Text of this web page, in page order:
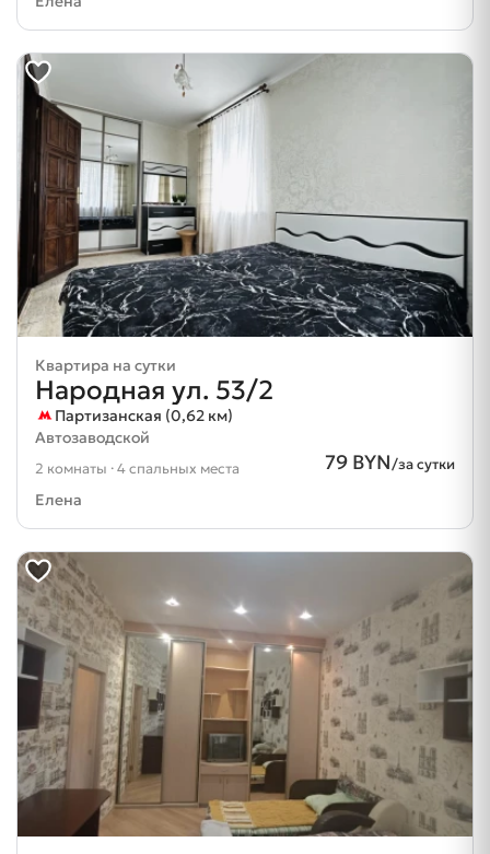
Квартира на сутки
Народная ул. 53/2
Партизанская (0,62 км)
Автозаводской
79 BYN/за сутки
2 комнаты · 4 спальных места
Елена